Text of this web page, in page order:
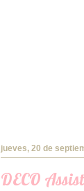
jueves, 20 de
DECO